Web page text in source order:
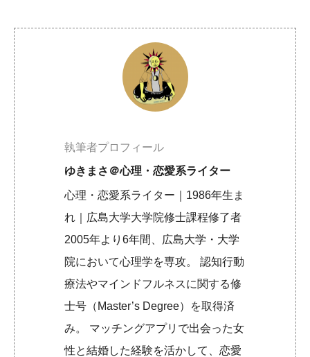
執筆者プロフィール
ゆきまさ＠心理・恋愛系ライター
心理・恋愛系ライター｜1986年生ま
れ｜広島大学大学院修士課程修了者
2005年より6年間、広島大学・大学
院において心理学を専攻。 認知行動
療法やマインドフルネスに関する修
士号（Master’s Degree）を取得済
み。 マッチングアプリで出会った女
性と結婚した経験を活かして、恋愛